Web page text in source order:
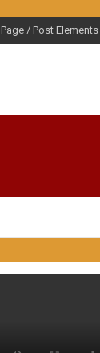
Page / Post Elements